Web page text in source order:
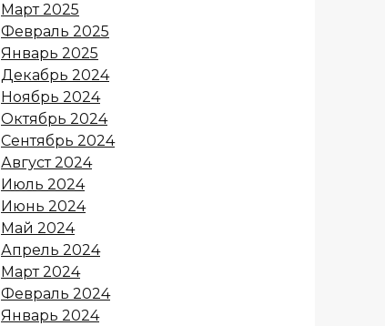
Март 2025
Февраль 2025
Январь 2025
Декабрь 2024
Ноябрь 2024
Октябрь 2024
Сентябрь 2024
Август 2024
Июль 2024
Июнь 2024
Май 2024
Апрель 2024
Март 2024
Февраль 2024
Январь 2024